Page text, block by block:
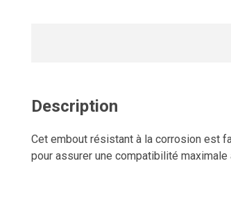
Description
Cet embout résistant à la corrosion est
pour assurer une compatibilité